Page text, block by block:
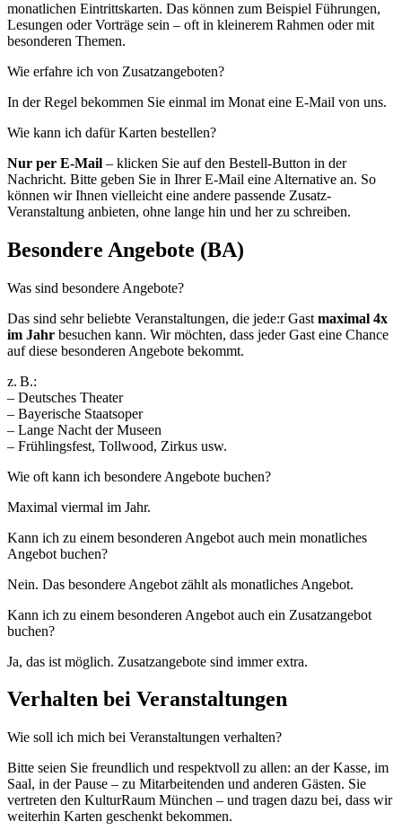
monatlichen Eintrittskarten. Das können zum Beispiel Führungen,
Lesungen oder Vorträge sein – oft in kleinerem Rahmen oder mit
besonderen Themen.
Wie erfahre ich von Zusatzangeboten?
In der Regel bekommen Sie einmal im Monat eine E-Mail von uns.
Wie kann ich dafür Karten bestellen?
Nur per E-Mail – klicken Sie auf den Bestell-Button in der
Nachricht. Bitte geben Sie in Ihrer E-Mail eine Alternative an. So
können wir Ihnen vielleicht eine andere passende Zusatz-
Veranstaltung anbieten, ohne lange hin und her zu schreiben.
Besondere Angebote (BA)
Was sind besondere Angebote?
Das sind sehr beliebte Veranstaltungen, die jede:r Gast maximal 4x
im Jahr besuchen kann. Wir möchten, dass jeder Gast eine Chance
auf diese besonderen Angebote bekommt.
z. B.:
– Deutsches Theater
– Bayerische Staatsoper
– Lange Nacht der Museen
– Frühlingsfest, Tollwood, Zirkus usw.
Wie oft kann ich besondere Angebote buchen?
Maximal viermal im Jahr.
Kann ich zu einem besonderen Angebot auch mein monatliches
Angebot buchen?
Nein. Das besondere Angebot zählt als monatliches Angebot.
Kann ich zu einem besonderen Angebot auch ein Zusatzangebot
buchen?
Ja, das ist möglich. Zusatzangebote sind immer extra.
Verhalten bei Veranstaltungen
Wie soll ich mich bei Veranstaltungen verhalten?
Bitte seien Sie freundlich und respektvoll zu allen: an der Kasse, im
Saal, in der Pause – zu Mitarbeitenden und anderen Gästen. Sie
vertreten den KulturRaum München – und tragen dazu bei, dass wir
weiterhin Karten geschenkt bekommen.